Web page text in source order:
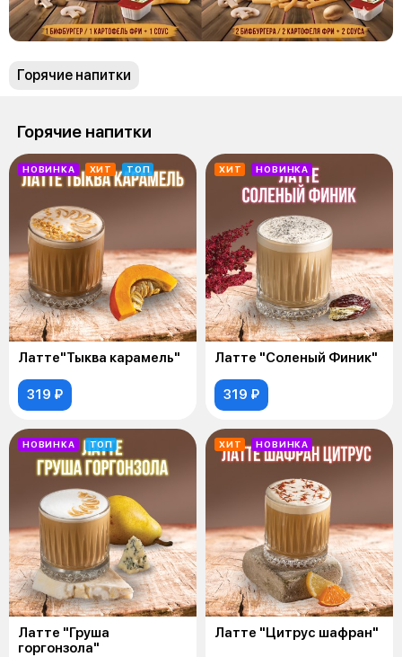
Горячие напитки
Горячие напитки
НОВИНКА ХИТ ТОП
Латте"Тыква карамель"
319 ₽
ХИТ НОВИНКА
Латте "Соленый Финик"
319 ₽
НОВИНКА ТОП
Латте "Груша
горгонзола"
ХИТ НОВИНКА
Латте "Цитрус шафран"